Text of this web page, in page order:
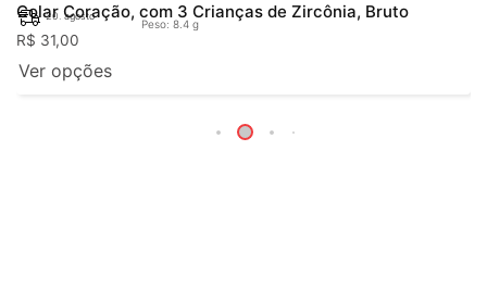
Colar Coração, com 3 Crianças de Zircônia, Bruto
20. agosto
Peso: 8.4 g
R$ 31,00
Ver opções